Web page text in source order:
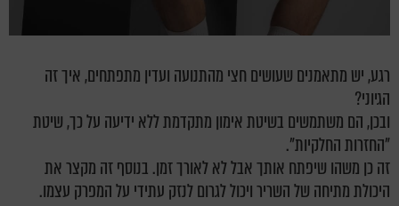
רגע, יש מתאמנים שעושים חצי מהתנועה ועדין מתפתחים, איך זה
הגיוני?
ובכן, הם משתמשים בשיטת אימון מתקדמת ללא ידיעה על כך, שיטת
"החזרות החלקיות".
זה כן משהו שיפתח אותך אבל לא לאורך זמן. בנוסף זה מקצר את
היכולת מתיחה של השריר ויכול לגרום לנזק עתידי על המפרק עצמו.